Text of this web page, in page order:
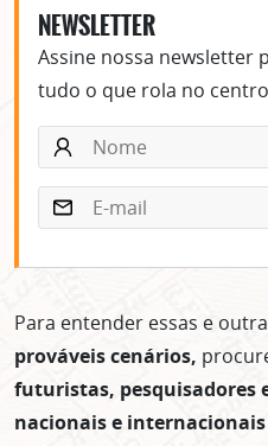
NEWSLETTER
Assine nossa newsletter
tudo o que rola no centro
Para entender essas e
prováveis cenários,
futuristas, pesquisadores
nacionais e internacionais